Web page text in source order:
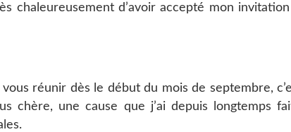
chaleureusement d’avoir accepté mon
réunir dès le début du mois de septembre,
chère, une cause que j’ai depuis longtemps